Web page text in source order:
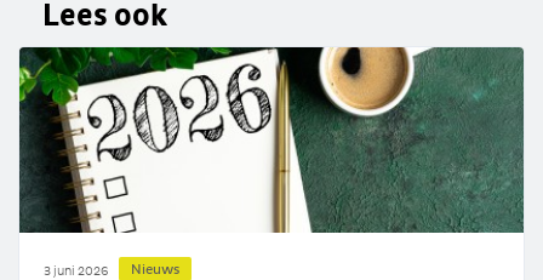
Lees ook
3 juni 2026 Nieuws